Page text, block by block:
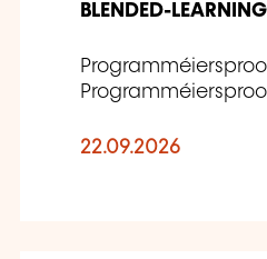
BLENDED-LEARNING
22.09.2026